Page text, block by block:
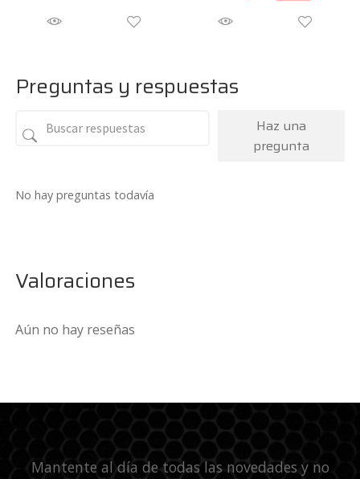
original
actual
Preguntas y respuestas
Haz una
pregunta
No hay preguntas todavía
Valoraciones
Aún no hay reseñas
Mantente al día de todas las novedades y no